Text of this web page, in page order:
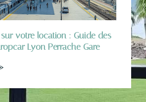
votre location : Guide des
Lyon Perrache Gare